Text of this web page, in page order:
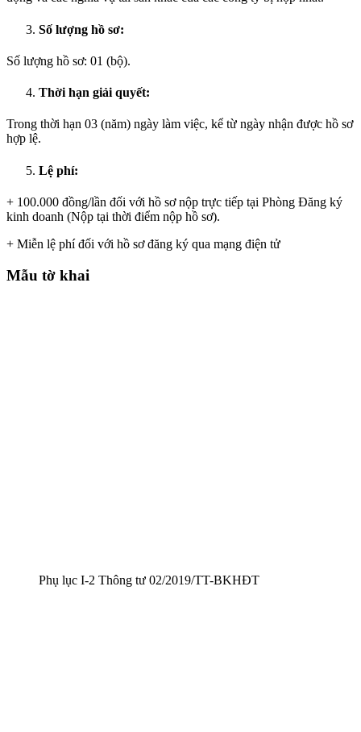
Số lượng hồ sơ:
Số lượng hồ sơ: 01 (bộ).
Thời hạn giải quyết:
Trong thời hạn 03 (năm) ngày làm việc, kể từ ngày nhận được hồ sơ
hợp lệ.
Lệ phí:
+ 100.000 đồng/lần đối với hồ sơ nộp trực tiếp tại Phòng Đăng ký
kinh doanh (Nộp tại thời điểm nộp hồ sơ).
+ Miễn lệ phí đối với hồ sơ đăng ký qua mạng điện tử
Mẫu tờ khai
Phụ lục I-2 Thông tư 02/2019/TT-BKHĐT